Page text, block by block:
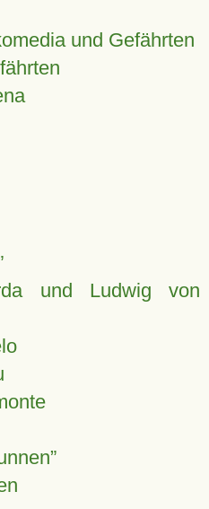
und Gefährten
und Ludwig von